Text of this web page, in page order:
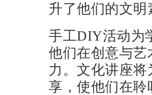
升了他们的文
手工DIY活动为
他们在创意与
力。文化讲座
享，使他们在